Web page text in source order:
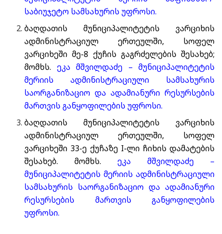
საბიუჯეტო სამსახურის უფროსი.
ბაღდათის მუნიციპალიტეტის ვარციხის
ადმინისტრაციულ ერთეულში, სოფელ
ვარციხეში მე-8 ქუჩის გაგრძელების შესახებ;
მომხს. ეკა მშვილდაძე – მუნიციპალიტეტის
მერიის ადმინისტრაციული სამსახურის
საორგანიზაციო და ადამიანური რესურსების
მართვის განყოფილების უფროსი.
ბაღდათის მუნიციპალიტეტის ვარციხის
ადმინისტრაციულ ერთეულში, სოფელ
ვარციხეში 33-ე ქუჩაზე I-ლი ჩიხის დამატების
შესახებ. მომხს.ეკა მშვილდაძე –
მუნიციპალიტეტის მერიის ადმინისტრაციული
სამსახურის საორგანიზაციო და ადამიანური
რესურსების მართვის განყოფილების
უფროსი.